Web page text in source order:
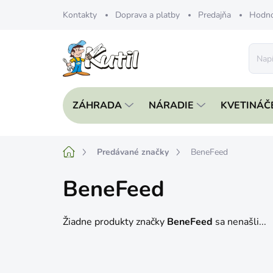
Kontakty Doprava a platby Predajňa
ZÁHRADA NÁRADIE
DomovPredávané značky BeneFeed
BeneFeed
Žiadne produkty značky BeneFeed sa nenašli...